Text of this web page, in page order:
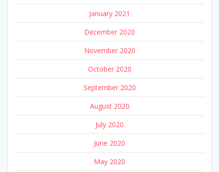
January 2021
December 2020
November 2020
October 2020
September 2020
August 2020
July 2020
June 2020
May 2020